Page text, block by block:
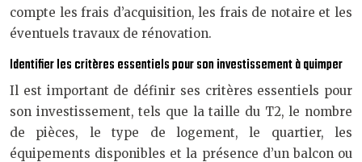
compte les frais d’acquisition, les frais de notaire et les
éventuels travaux de rénovation.
Identifier les critères essentiels pour son investissement à quimper
Il est important de définir ses critères essentiels pour
son investissement, tels que la taille du T2, le nombre
de pièces, le type de logement, le quartier, les
équipements disponibles et la présence d’un balcon ou